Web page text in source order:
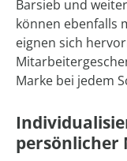
Barsieb und
können ebenfalls
eignen sich
Marke bei jedem
persönlicher